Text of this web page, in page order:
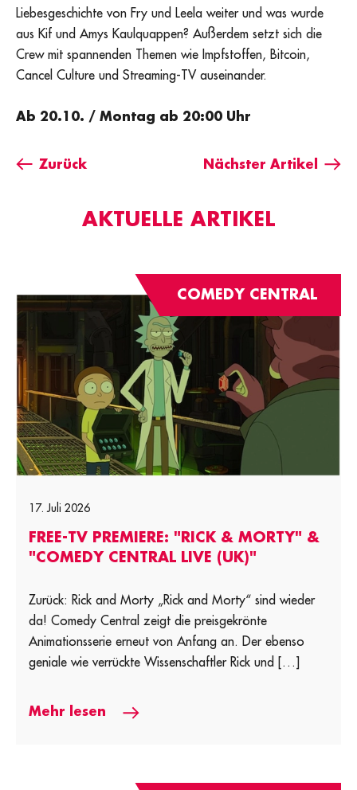
Liebesgeschichte von Fry und Leela weiter und was wurde
aus Kif und Amys Kaulquappen? Außerdem setzt sich die
Crew mit spannenden Themen wie Impfstoffen, Bitcoin,
Cancel Culture und Streaming-TV auseinander.
Ab 20.10. / Montag ab 20:00 Uhr
Zurück Nächster Artikel
AKTUELLE ARTIKEL
COMEDY CENTRAL
17. Juli 2026
FREE-TV PREMIERE: "RICK & MORTY" &
"COMEDY CENTRAL LIVE (UK)"
Zurück: Rick and Morty „Rick and Morty“ sind wieder
da! Comedy Central zeigt die preisgekrönte
Animationsserie erneut von Anfang an. Der ebenso
geniale wie verrückte Wissenschaftler Rick und […]
Mehr lesen